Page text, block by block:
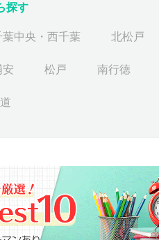
探す
中央・西千葉 北松戸
安 松戸 南行徳